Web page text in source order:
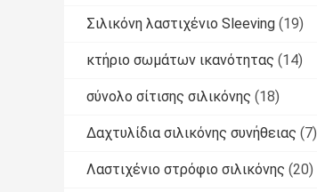
Σιλικόνη λαστιχένιο Sleeving (19)
κτήριο σωμάτων ικανότητας (14)
σύνολο σίτισης σιλικόνης (18)
Δαχτυλίδια σιλικόνης συνήθειας (7)
Λαστιχένιο στρόφιο σιλικόνης (20)